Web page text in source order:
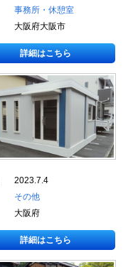
事務所・休憩室
大阪府大阪市
詳細はこちら
2023.7.4
その他
大阪府
詳細はこちら